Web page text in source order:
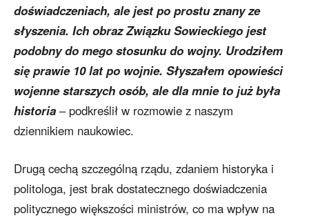
doświadczeniach, ale jest po prostu znany ze
słyszenia. Ich obraz Związku Sowieckiego jest
podobny do mego stosunku do wojny. Urodziłem
się prawie 10 lat po wojnie. Słyszałem opowieści
wojenne starszych osób, ale dla mnie to już była
historia – podkreślił w rozmowie z naszym
dziennikiem naukowiec.
Drugą cechą szczególną rządu, zdaniem historyka i
politologa, jest brak dostatecznego doświadczenia
politycznego większości ministrów, co ma wpływ na